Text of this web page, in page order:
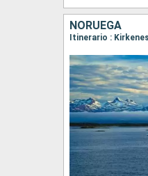
NORUEGA